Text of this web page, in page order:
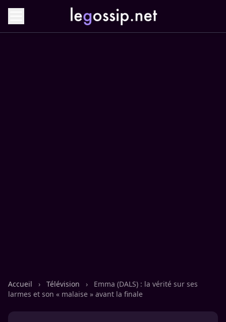
Accueil › Télévision ›
Emma (DALS) : la vérité sur ses
larmes et son « malaise » avant la finale